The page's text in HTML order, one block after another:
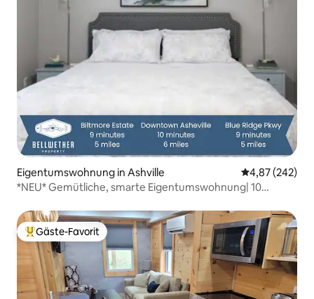
Eigentumswohnung in Ashville
4,87 (242)
*NEU* Gemütliche, smarte Eigentumswohnung| 10
Beliebter Gäste-Favorit.
Gäste-Favorit